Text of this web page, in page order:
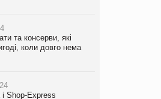
та консерви, які
коли довго нема
Shop-Express